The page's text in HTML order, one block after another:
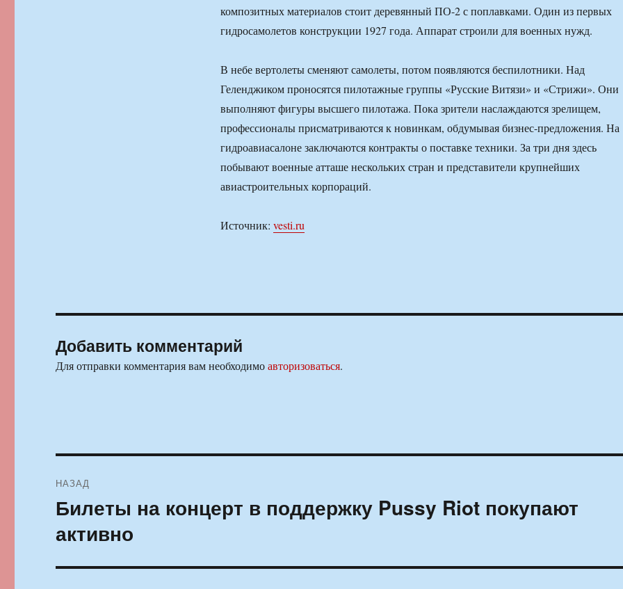
композитных материалов стоит деревянный ПО-2 с поплавками. Один из первых
гидросамолетов конструкции 1927 года. Аппарат строили для военных нужд.
В небе вертолеты сменяют самолеты, потом появляются беспилотники. Над
Геленджиком проносятся пилотажные группы «Русские Витязи» и «Стрижи». Они
выполняют фигуры высшего пилотажа. Пока зрители наслаждаются зрелищем,
профессионалы присматриваются к новинкам, обдумывая бизнес-предложения. На
гидроавиасалоне заключаются контракты о поставке техники. За три дня здесь
побывают военные атташе нескольких стран и представители крупнейших
авиастроительных корпораций.
Источник: vesti.ru
Добавить комментарий
Для отправки комментария вам необходимоавторизоваться.
по
записям
НАЗАД
Предыдущая
Билеты на концерт в поддержку Pussy Riot покупают
активно